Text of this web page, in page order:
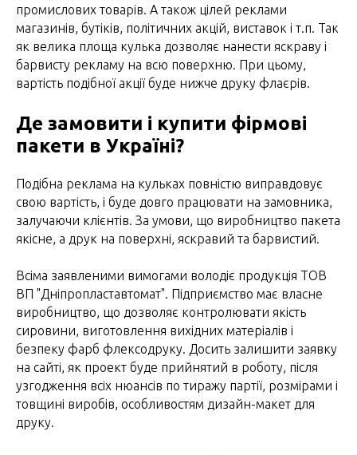
промислових товарів. А також цілей реклами
магазинів, бутіків, політичних акцій, виставок і т.п. Так
як велика площа кулька дозволяє нанести яскраву і
барвисту рекламу на всю поверхню. При цьому,
вартість подібної акції буде нижче друку флаєрів.
Де замовити і купити фірмові
пакети в Україні?
Подібна реклама на кульках повністю виправдовує
свою вартість, і буде довго працювати на замовника,
залучаючи клієнтів. За умови, що виробництво пакета
якісне, а друк на поверхні, яскравий та барвистий.
Всіма заявленими вимогами володіє продукція ТОВ
ВП "Дніпропластавтомат". Підприємство має власне
виробництво, що дозволяє контролювати якість
сировини, виготовлення вихідних матеріалів і
безпеку фарб флексодруку. Досить залишити заявку
на сайті, як проект буде прийнятий в роботу, після
узгодження всіх нюансів по тиражу партії, розмірами і
товщині виробів, особливостям дизайн-макет для
друку.